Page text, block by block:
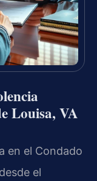
Louisa, VA
en el Condado
el